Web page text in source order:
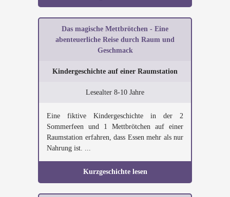
Das magische Mettbrötchen - Eine
abenteuerliche Reise durch Raum und
Geschmack
Kindergeschichte auf einer Raumstation
Lesealter 8-10 Jahre
Eine fiktive Kindergeschichte in der 2
Sommerfeen und 1 Mettbrötchen auf einer
Raumstation erfahren, dass Essen mehr als nur
Nahrung ist. ...
Kurzgeschichte lesen